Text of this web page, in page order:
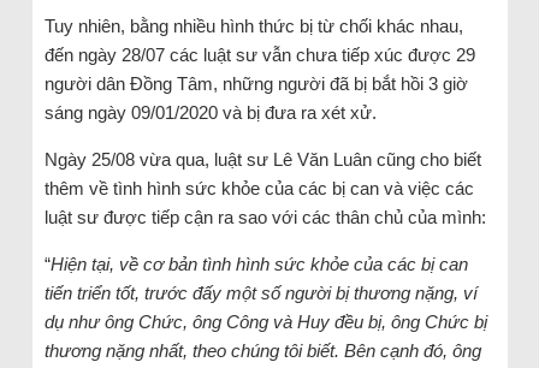
Tuy nhiên, bằng nhiều hình thức bị từ chối khác nhau,
đến ngày 28/07 các luật sư vẫn chưa tiếp xúc được 29
người dân Đồng Tâm, những người đã bị bắt hồi 3 giờ
sáng ngày 09/01/2020 và bị đưa ra xét xử.
Ngày 25/08 vừa qua, luật sư Lê Văn Luân cũng cho biết
thêm về tình hình sức khỏe của các bị can và việc các
luật sư được tiếp cận ra sao với các thân chủ của mình:
“Hiện tại, về cơ bản tình hình sức khỏe của các bị can
tiến triển tốt, trước đấy một số người bị thương nặng, ví
dụ như ông Chức, ông Công và Huy đều bị, ông Chức bị
thương nặng nhất, theo chúng tôi biết. Bên cạnh đó, ông